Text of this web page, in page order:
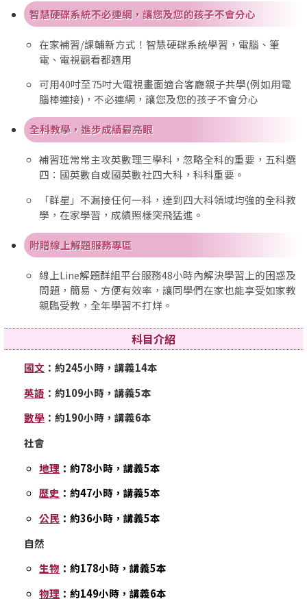
智慧硬碟系統不必連網，讓您及您的孩子不會分心
在家補習/課輔新方式！智慧硬碟系統學習，電腦、筆
電、電視觀看都適用
可用40吋至75吋大電視畫面適合客廳親子共學(例如用電
腦棒連接)，不必連網，讓您及您的孩子不會分心
全科教學，進步成績最亮眼
補習班常常主攻英數理三學科，忽略全科的重要，五科選
四：國英數自或國英數社四大科，科科重要。
「群星」不漏接任何一科，達到四大科領域均強的全科教
學，在家學習，成績照樣突飛猛進。
附贈線上解題服務專區
線上Line解題群組平台服務48小時內解決學習上的困惑及
問題，簡易、方便有效率，讓同學們在家也能享受如家教
親臨受教，全年學習不打烊。
科目介紹
國文 ：約245小時，講義14本
英語 ：約109小時，講義5本
數學 ：約190小時，講義6本
社會
地理 ：約78小時，講義5本
歷史 ：約47小時，講義5本
公民 ：約36小時，講義5本
自然
生物 ：約178小時，講義5本
物理 ：約149小時，講義6本